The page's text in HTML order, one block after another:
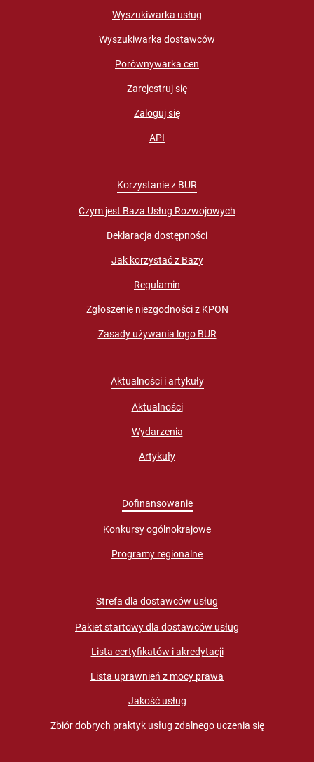
Wyszukiwarka usług
Wyszukiwarka dostawców
Porównywarka cen
Zarejestruj się
Zaloguj się
API
Korzystanie z BUR
Czym jest Baza Usług Rozwojowych
Deklaracja dostępności
Jak korzystać z Bazy
Regulamin
Zgłoszenie niezgodności z KPON
Zasady używania logo BUR
Aktualności i artykuły
Aktualności
Wydarzenia
Artykuły
Dofinansowanie
Konkursy ogólnokrajowe
Programy regionalne
Strefa dla dostawców usług
Pakiet startowy dla dostawców usług
Lista certyfikatów i akredytacji
Lista uprawnień z mocy prawa
Jakość usług
Zbiór dobrych praktyk usług zdalnego uczenia się